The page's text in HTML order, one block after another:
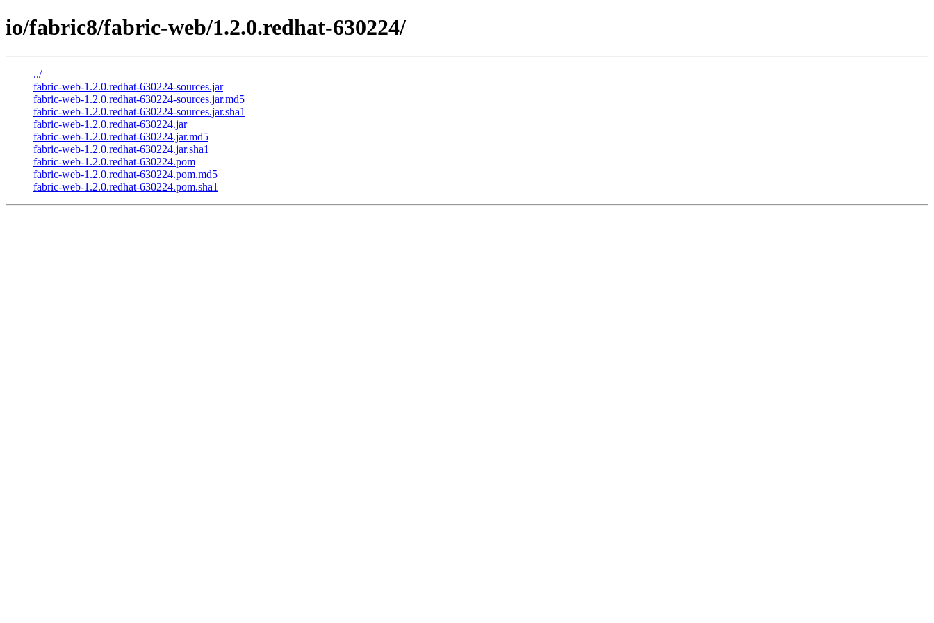
io/fabric8/fabric-web/1.2.0.redhat-630224/
../
fabric-web-1.2.0.redhat-630224-sources.jar
fabric-web-1.2.0.redhat-630224-sources.jar.md5
fabric-web-1.2.0.redhat-630224-sources.jar.sha1
fabric-web-1.2.0.redhat-630224.jar
fabric-web-1.2.0.redhat-630224.jar.md5
fabric-web-1.2.0.redhat-630224.jar.sha1
fabric-web-1.2.0.redhat-630224.pom
fabric-web-1.2.0.redhat-630224.pom.md5
fabric-web-1.2.0.redhat-630224.pom.sha1